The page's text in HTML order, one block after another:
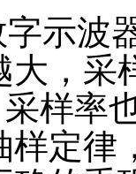
示波
大，采
样率
样定律